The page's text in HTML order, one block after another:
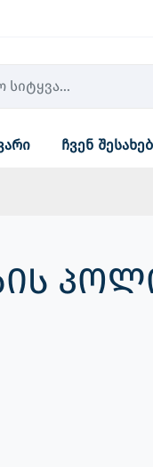
ჩვენ შესახებ